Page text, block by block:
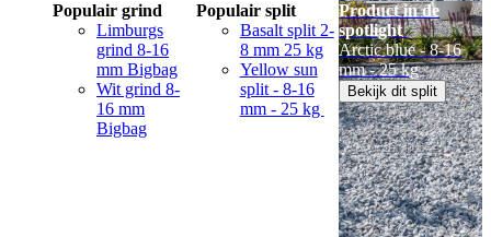
Populair grind
Limburgs
grind 8-16
mm Bigbag
Wit grind 8-
16 mm
Bigbag
Populair split
Basalt split 2-
8 mm 25 kg
Yellow sun
split - 8-16
mm - 25 kg
Product in de
spotlight
Arctic blue - 8-16
mm - 25 kg
Bekijk dit split